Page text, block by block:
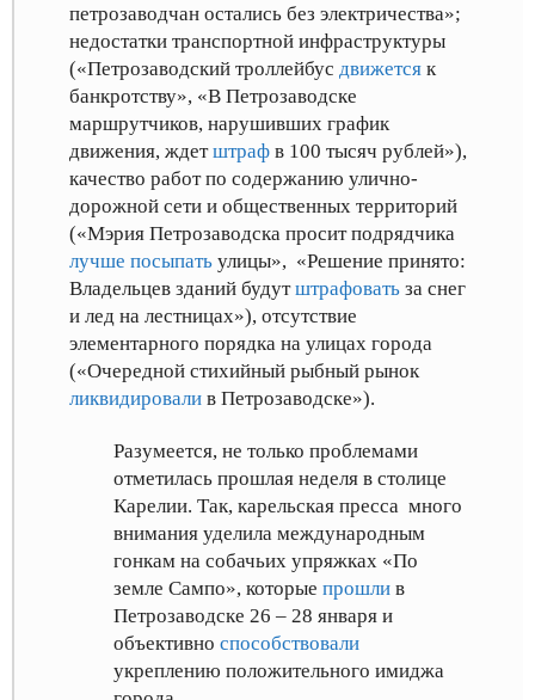
петрозаводчан остались без электричества»;
недостатки транспортной инфраструктуры
(«Петрозаводский троллейбус движется к
банкротству», «В Петрозаводске
маршрутчиков, нарушивших график
движения, ждетштраф в 100 тысяч рублей»),
качество работ по содержанию улично-
дорожной сети и общественных территорий
(«Мэрия Петрозаводска просит подрядчика
лучше посыпать улицы», «Решение принято:
Владельцев зданий будутштрафовать за снег
и лед на лестницах»), отсутствие
элементарного порядка на улицах города
(«Очередной стихийный рыбный рынок
ликвидировали в Петрозаводске»).
Разумеется, не только проблемами
отметилась прошлая неделя в столице
Карелии. Так, карельская пресса много
внимания уделила международным
гонкам на собачьих упряжках «По
земле Сампо», которые прошли в
Петрозаводске 26 – 28 января и
объективно способствовали
укреплению положительного имиджа